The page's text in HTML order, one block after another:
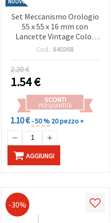
Set Meccanismo Orologio
55 x 55 x 16 mm con
Lancette Vintage Color
Oro (65 mm, 92 mm, 120
Batteria AA 1,5 V
Cod.: 840368
2.20 €
1.54€
SCONTI
PER QUANTITÀ
1.10 €- 50 % 20 pezzo +
AGGIUNGI
-30%